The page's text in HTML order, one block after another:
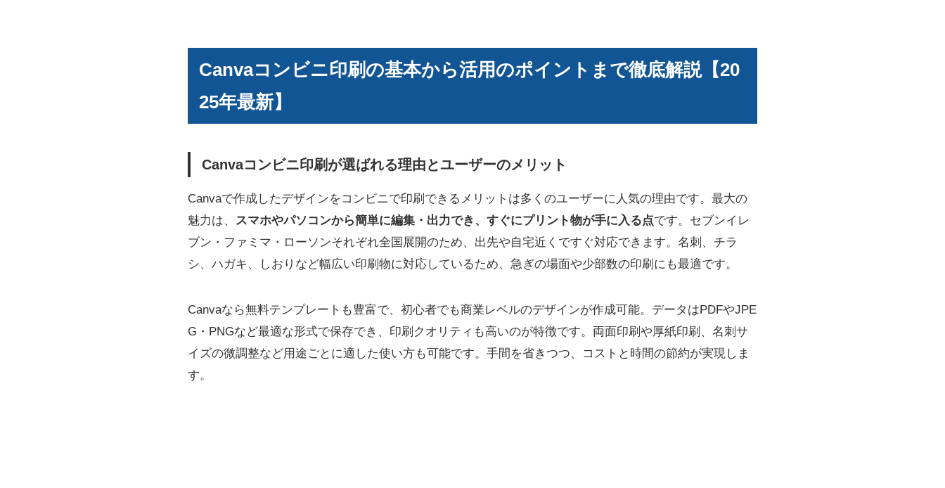
Canvaコンビニ印刷の基本から活用のポイントまで徹底解説【20
25年最新】
Canvaコンビニ印刷が選ばれる理由とユーザーのメリット
Canvaで作成したデザインをコンビニで印刷できるメリットは多くのユーザーに人気の理由です。最大の
魅力は、
スマホやパソコンから簡単に編集・出力でき、すぐにプリント物が手に入る点です。セブンイレ
ブン・ファミマ・ローソンそれぞれ全国展開のため、出先や自宅近くですぐ対応できます。名刺、チラ
シ、ハガキ、しおりなど幅広い印刷物に対応しているため、急ぎの場面や少部数の印刷にも最適です。
Canvaなら無料テンプレートも豊富で、初心者でも商業レベルのデザインが作成可能。データはPDFやJPE
G・PNGなど最適な形式で保存でき、印刷クオリティも高いのが特徴です。両面印刷や厚紙印刷、名刺サ
イズの微調整など用途ごとに適した使い方も可能です。手間を省きつつ、コストと時間の節約が実現しま
す。